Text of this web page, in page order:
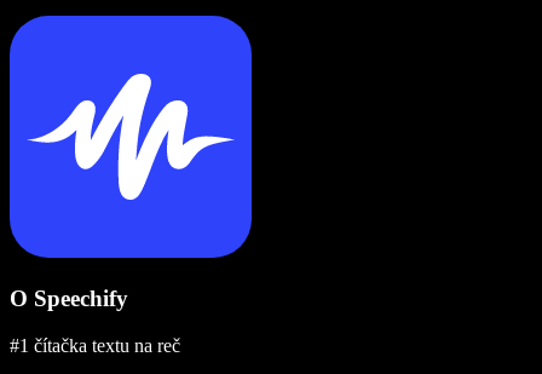
O Speechify
#1 čítačka textu na reč